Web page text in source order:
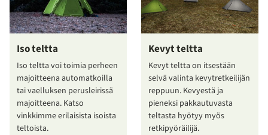
Iso teltta
Iso teltta voi toimia perheen
majoitteena automatkoilla
tai vaelluksen perusleirissä
majoitteena. Katso
vinkkimme erilaisista isoista
teltoista.
Kevyt teltta
Kevyt teltta on itsestään
selvä valinta kevytretkeilijän
reppuun. Kevyestä ja
pieneksi pakkautuvasta
teltasta hyötyy myös
retkipyöräilijä.